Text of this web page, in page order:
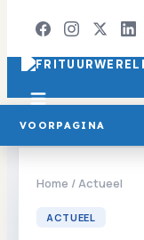
VOORPAGINA
Home /Actueel
ACTUEEL